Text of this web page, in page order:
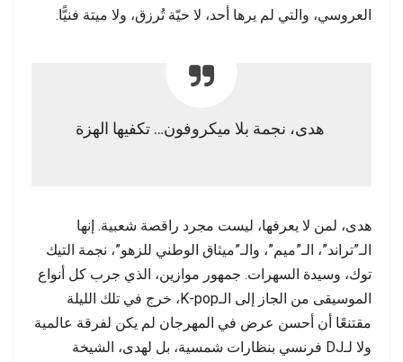
العروسي، والتي لم يرها أحد، لا حيّة تُرزق، ولا ميتة فنيًّا.
هدى، نجمة بلا ميكروفون… تكفيها الهزة
هدى، لمن لا يعرفها، ليست مجرد راقصة شعبية. إنها
الـ”تراند”، الـ”ميم”، والـ”ميثاق الوطني للزهو”، نجمة التيك
توك، وسيدة السهرات. جمهور موازين، الذي جرب كل أنواع
الموسيقى من الجاز إلى الـK-pop، خرج في تلك الليلة
مقتنعًا أن أحسن عرض في المهرجان لم يكن لفرقة عالمية
ولا لـDJ فرنسي بنظارات شمسية، بل لهدى، الشيخة